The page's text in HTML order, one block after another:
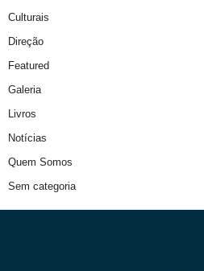
Culturais
Direção
Featured
Galeria
Livros
Notícias
Quem Somos
Sem categoria